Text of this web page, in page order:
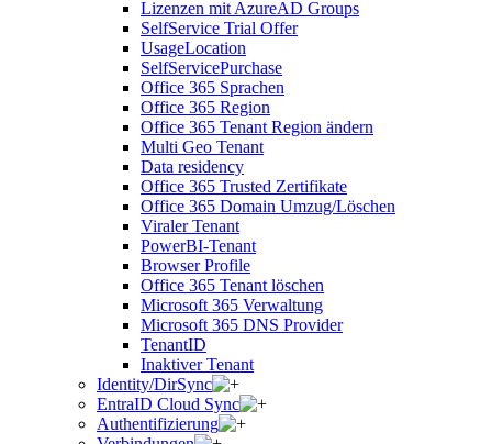
Lizenzen mit AzureAD Groups
SelfService Trial Offer
UsageLocation
SelfServicePurchase
Office 365 Sprachen
Office 365 Region
Office 365 Tenant Region ändern
Multi Geo Tenant
Data residency
Office 365 Trusted Zertifikate
Office 365 Domain Umzug/Löschen
Viraler Tenant
PowerBI-Tenant
Browser Profile
Office 365 Tenant löschen
Microsoft 365 Verwaltung
Microsoft 365 DNS Provider
TenantID
Inaktiver Tenant
Identity/DirSync
EntraID Cloud Sync
Authentifizierung